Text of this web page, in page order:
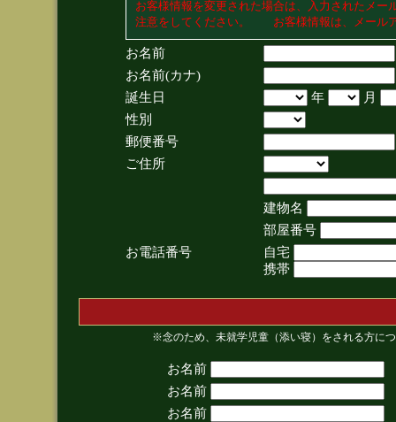
お客様情報を変更された場合は、入力されたメ
注意をしてください。 お客様情報は、メール
お名前
お名前(カナ)
誕生日
年
月
性別
郵便番号
ご住所
建物名
部屋番号
お電話番号
自宅
携帯
※念のため、未就学児童（添い寝）をされる方に
お名前
お名前
お名前